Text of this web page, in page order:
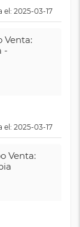
2025-03-17
Venta:
-
2025-03-17
Venta: